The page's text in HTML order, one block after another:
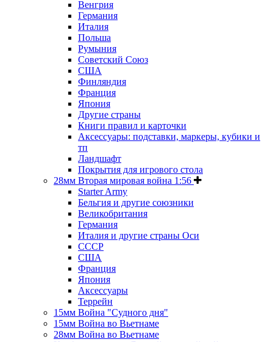
Венгрия
Германия
Италия
Польша
Румыния
Советский Союз
США
Финляндия
Франция
Япония
Другие страны
Книги правил и карточки
Аксессуары: подставки, маркеры, кубики и
тп
Ландшафт
Покрытия для игрового стола
28мм Вторая мировая война 1:56
Starter Army
Бельгия и другие союзники
Великобритания
Германия
Италия и другие страны Оси
СССР
США
Франция
Япония
Аксессуары
Террейн
15мм Война "Судного дня"
15мм Война во Вьетнаме
28мм Война во Вьетнаме